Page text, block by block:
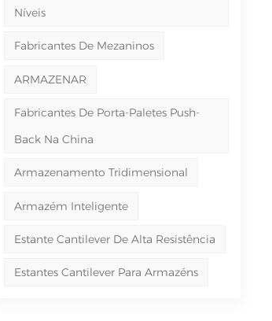
Níveis
Fabricantes De Mezaninos
ARMAZENAR
Fabricantes De Porta-Paletes Push-
Back Na China
Armazenamento Tridimensional
Armazém Inteligente
Estante Cantilever De Alta Resistência
Estantes Cantilever Para Armazéns